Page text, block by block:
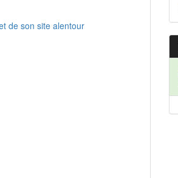
de son site alentour